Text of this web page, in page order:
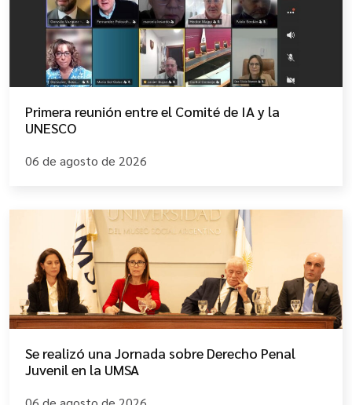
Primera reunión entre el Comité de IA y la
UNESCO
06 de agosto de 2026
Se realizó una Jornada sobre Derecho Penal
Juvenil en la UMSA